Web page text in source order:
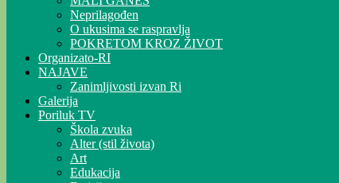
Neprilagođen
O ukusima se raspravlja
POKRETOM KROZ ŽIVOT
Organizato-RI
NAJAVE
Zanimljivosti izvan Ri
Galerija
Poriluk TV
Škola zvuka
Alter (stil života)
Art
Edukacija